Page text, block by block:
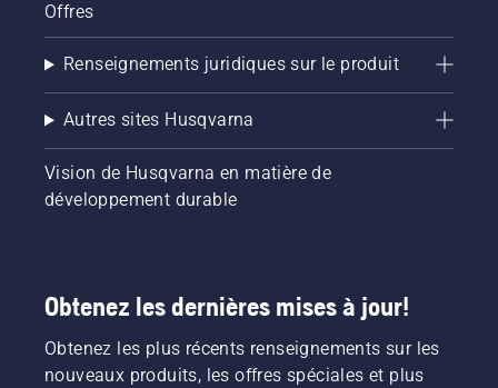
Offres
Renseignements juridiques sur le produit
Autres sites Husqvarna
Vision de Husqvarna en matière de
développement durable
Obtenez les dernières mises à jour!
Obtenez les plus récents renseignements sur les
nouveaux produits, les offres spéciales et plus